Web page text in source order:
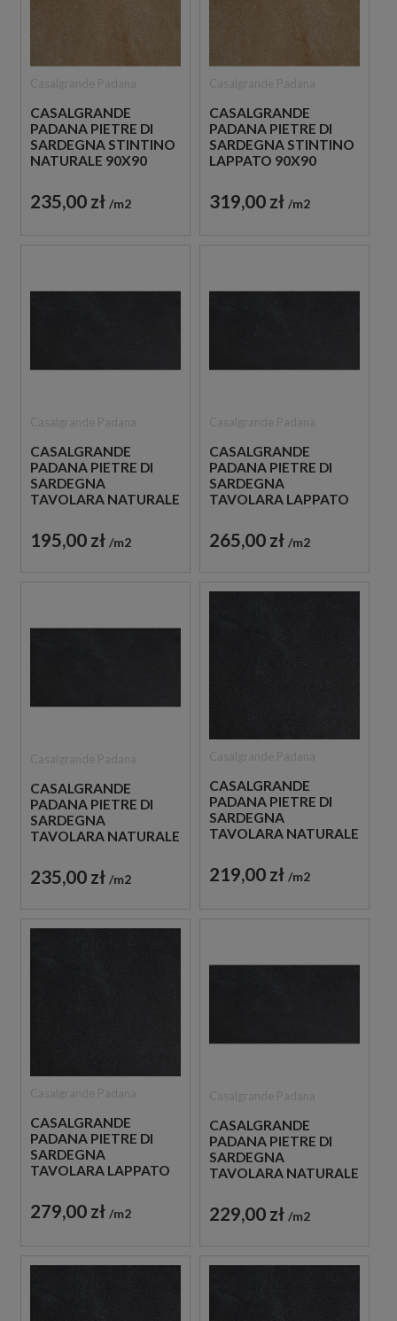
CASALGRANDE
PADANA PIETRE DI
SARDEGNA STINTINO
NATURALE 90X90
IMITUJĄCE BETON
235,00 zł m2
CASALGRANDE
PADANA PIETRE DI
SARDEGNA STINTINO
LAPPATO 90X90
IMITUJĄCE BETON
319,00 zł m2
CASALGRANDE
PADANA PIETRE DI
SARDEGNA
TAVOLARA NATURALE
GRESOWE IMITUJĄCE
BETON
195,00 zł m2
CASALGRANDE
PADANA PIETRE DI
SARDEGNA
TAVOLARA LAPPATO
GRESOWE IMITUJĄCE
BETON
265,00 zł m2
CASALGRANDE
PADANA PIETRE DI
SARDEGNA
TAVOLARA NATURALE
GRESOWE IMITUJĄCE
BETON
235,00 zł m2
CASALGRANDE
PADANA PIETRE DI
SARDEGNA
TAVOLARA NATURALE
GRESOWE IMITUJĄCE
BETON
219,00 zł m2
CASALGRANDE
PADANA PIETRE DI
SARDEGNA
TAVOLARA LAPPATO
GRESOWE IMITUJĄCE
BETON
279,00 zł m2
CASALGRANDE
PADANA PIETRE DI
SARDEGNA
TAVOLARA NATURALE
GRESOWE IMITUJĄCE
BETON
229,00 zł m2